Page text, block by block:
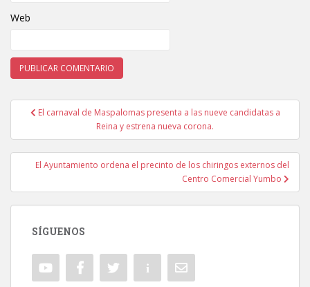
Web
Navegación de entradas
El carnaval de Maspalomas presenta a las nueve candidatas a
Reina y estrena nueva corona.
El Ayuntamiento ordena el precinto de los chiringos externos del
Centro Comercial Yumbo
SÍGUENOS